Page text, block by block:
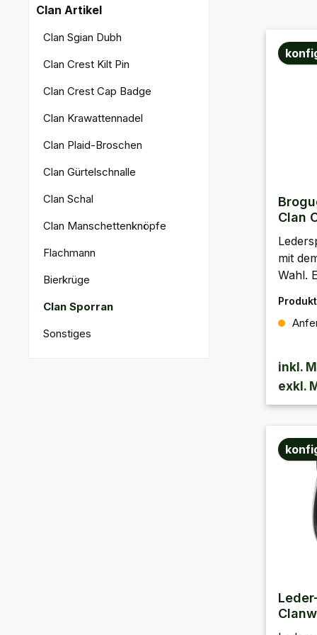
Clan Artikel
Clan Sgian Dubh
Clan Crest Kilt Pin
Clan Crest Cap Badge
Clan Krawattennadel
Clan Plaid-Broschen
Clan Gürtelschnalle
Clan Schal
Clan Manschettenknöpfe
Flachmann
Bierkrüge
Clan Sporran
Sonstiges
Clan
mit
Wahl.
inkl.
exkl.